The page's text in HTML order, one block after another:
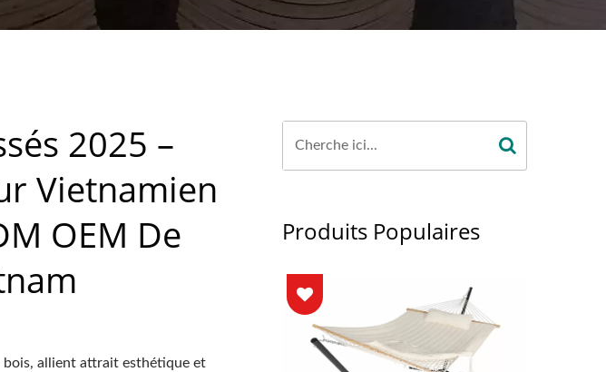
2025 –
Vietnamien
OEM De
bois, allient attrait esthétique et
Produits Populaires